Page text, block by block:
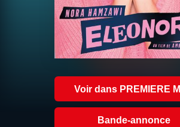
Voir dans PREMIERE
Bande-annonce